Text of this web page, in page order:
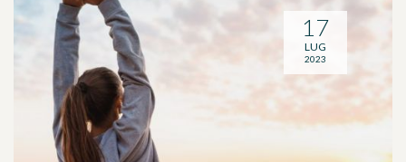
17
LUG
2023